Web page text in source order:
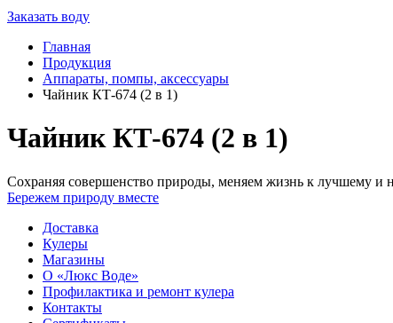
Заказать воду
Главная
Продукция
Аппараты, помпы, аксессуары
Чайник КТ-674 (2 в 1)
Чайник КТ-674 (2 в 1)
Сохраняя совершенство природы, меняем жизнь к лучшему и
Бережем природу вместе
Доставка
Кулеры
Магазины
О «Люкс Воде»
Профилактика и ремонт кулера
Контакты